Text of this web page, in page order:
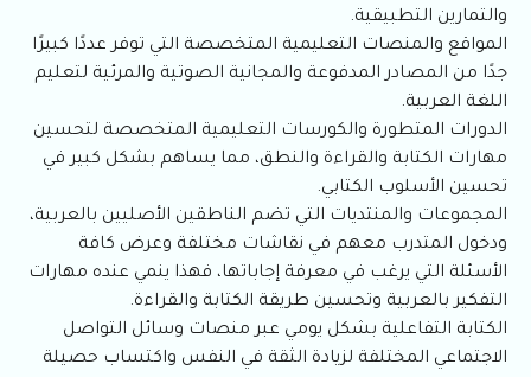
والتمارين التطبيقية.
المواقع والمنصات التعليمية المتخصصة التي توفر عددًا كبيرًا
جدًا من المصادر المدفوعة والمجانية الصوتية والمرئية لتعليم
اللغة العربية.
الدورات المتطورة والكورسات التعليمية المتخصصة لتحسين
مهارات الكتابة والقراءة والنطق، مما يساهم بشكل كبير في
تحسين الأسلوب الكتابي.
المجموعات والمنتديات التي تضم الناطقين الأصليين بالعربية،
ودخول المتدرب معهم في نقاشات مختلفة وعرض كافة
الأسئلة التي يرغب في معرفة إجاباتها، فهذا ينمي عنده مهارات
التفكير بالعربية وتحسين طريقة الكتابة والقراءة.
الكتابة التفاعلية بشكل يومي عبر منصات وسائل التواصل
الاجتماعي المختلفة لزيادة الثقة في النفس واكتساب حصيلة